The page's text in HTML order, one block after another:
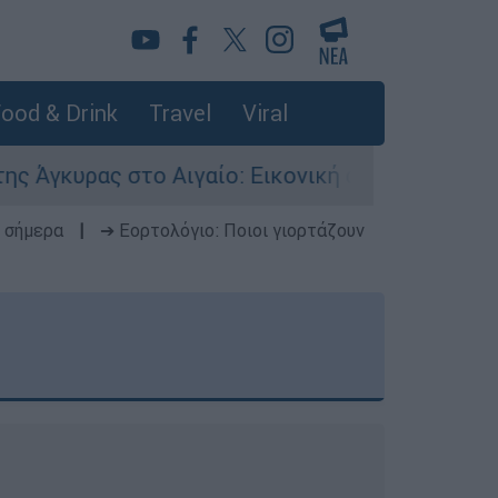
& Drink Travel Viral
στο Αιγαίο: Εικονική αερομαχία ανάμεσα σε
➔ Εορτολόγιο: Ποιοι γιορτάζουν